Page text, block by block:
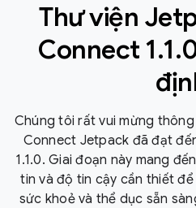
Thư viện
Connect
Chúng tôi rất vui mừng
Connect Jetpack đã đạt
1.1.0. Giai đoạn này mang
tin và độ tin cậy cần thiết
sức khoẻ và thể dục sẵn